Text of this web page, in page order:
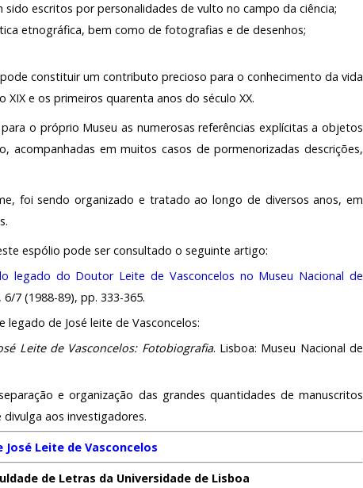
escritos por personalidades de vulto no campo da ciência;
etnográfica, bem como de fotografias e de desenhos;
constituir um contributo precioso para o conhecimento da vida
e os primeiros quarenta anos do século XX.
o próprio Museu as numerosas referências explícitas a objetos
acompanhadas em muitos casos de pormenorizadas descrições,
foi sendo organizado e tratado ao longo de diversos anos, em
espólio pode ser consultado o seguinte artigo:
legado do Doutor Leite de Vasconcelos no Museu Nacional de
6/7 (1988-89), pp. 333-365.
de José leite de Vasconcelos:
Leite de Vasconcelos: Fotobiografia. Lisboa: Museu Nacional de
e organização das grandes quantidades de manuscritos
aos investigadores.
José Leite de Vasconcelos
de Letras da Universidade de Lisboa